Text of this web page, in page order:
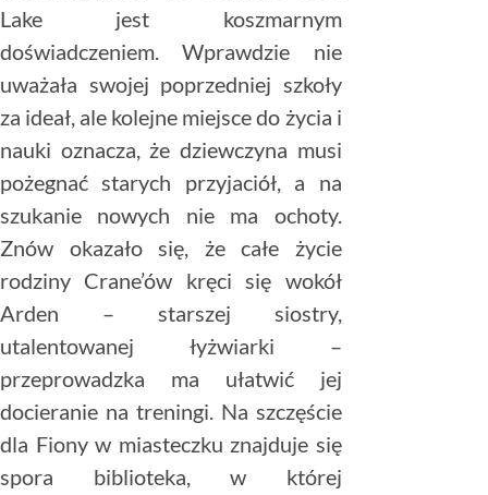
Lake jest koszmarnym
doświadczeniem. Wprawdzie nie
uważała swojej poprzedniej szkoły
za ideał, ale kolejne miejsce do życia i
nauki oznacza, że dziewczyna musi
pożegnać starych przyjaciół, a na
szukanie nowych nie ma ochoty.
Znów okazało się, że całe życie
rodziny Crane’ów kręci się wokół
Arden – starszej siostry,
utalentowanej łyżwiarki –
przeprowadzka ma ułatwić jej
docieranie na treningi. Na szczęście
dla Fiony w miasteczku znajduje się
spora biblioteka, w której